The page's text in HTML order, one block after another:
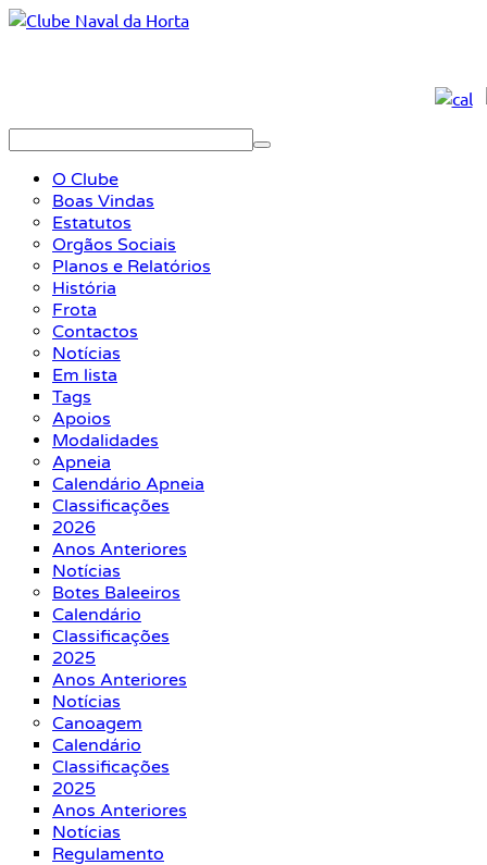
O Clube
Boas Vindas
Estatutos
Orgãos Sociais
Planos e Relatórios
História
Frota
Contactos
Notícias
Em lista
Tags
Apoios
Modalidades
Apneia
Calendário Apneia
Classificações
2026
Anos Anteriores
Notícias
Botes Baleeiros
Calendário
Classificações
2025
Anos Anteriores
Notícias
Canoagem
Calendário
Classificações
2025
Anos Anteriores
Notícias
Regulamento